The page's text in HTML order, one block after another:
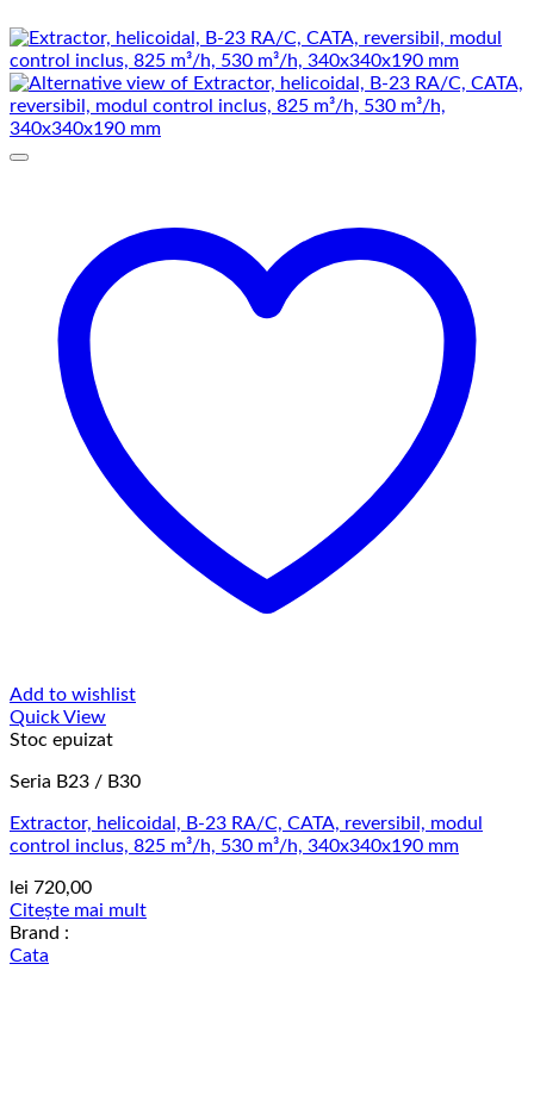
Add to wishlist
Quick View
Stoc epuizat
Seria B23 / B30
Extractor, helicoidal, B-23 RA/C, CATA, reversibil, modul
control inclus, 825 m³/h, 530 m³/h, 340x340x190 mm
lei 720,00
Citește mai mult
Brand :
Cata